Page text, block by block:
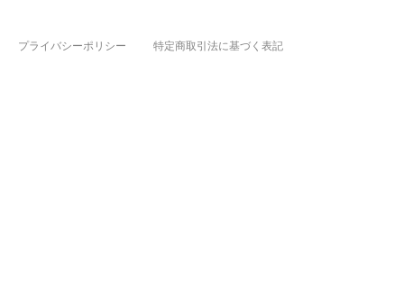
プライバシーポリシー 特定商取引法に基づく表記